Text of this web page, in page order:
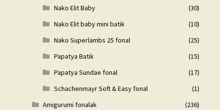
Nako Elit Baby
(30)
Nako Elit baby mini batik
(10)
Nako Superlambs 25 fonal
(25)
Papatya Batik
(15)
Papatya Sundae fonal
(17)
Schachenmayr Soft & Easy fonal
(1)
Amigurumi fonalak
(236)